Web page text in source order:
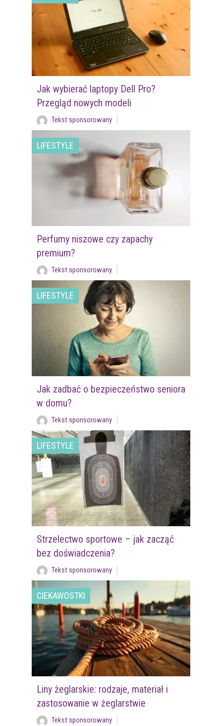
Jak wybierać laptopy Dell Pro?
Przegląd nowych modeli
Tekst sponsorowany
LIFESTYLE
Perfumy niszowe czy zapachy
premium?
Tekst sponsorowany
LIFESTYLE
Jak zadbać o bezpieczeństwo seniora
w domu?
Tekst sponsorowany
LIFESTYLE
Strzelectwo sportowe – jak zacząć
bez doświadczenia?
Tekst sponsorowany
CIEKAWOSTKI
Liny żeglarskie: rodzaje, materiał i
zastosowanie w żeglarstwie
Tekst sponsorowany